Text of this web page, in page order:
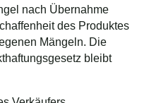
nach Übernahme
des Produktes
Mängeln. Die
bleibt